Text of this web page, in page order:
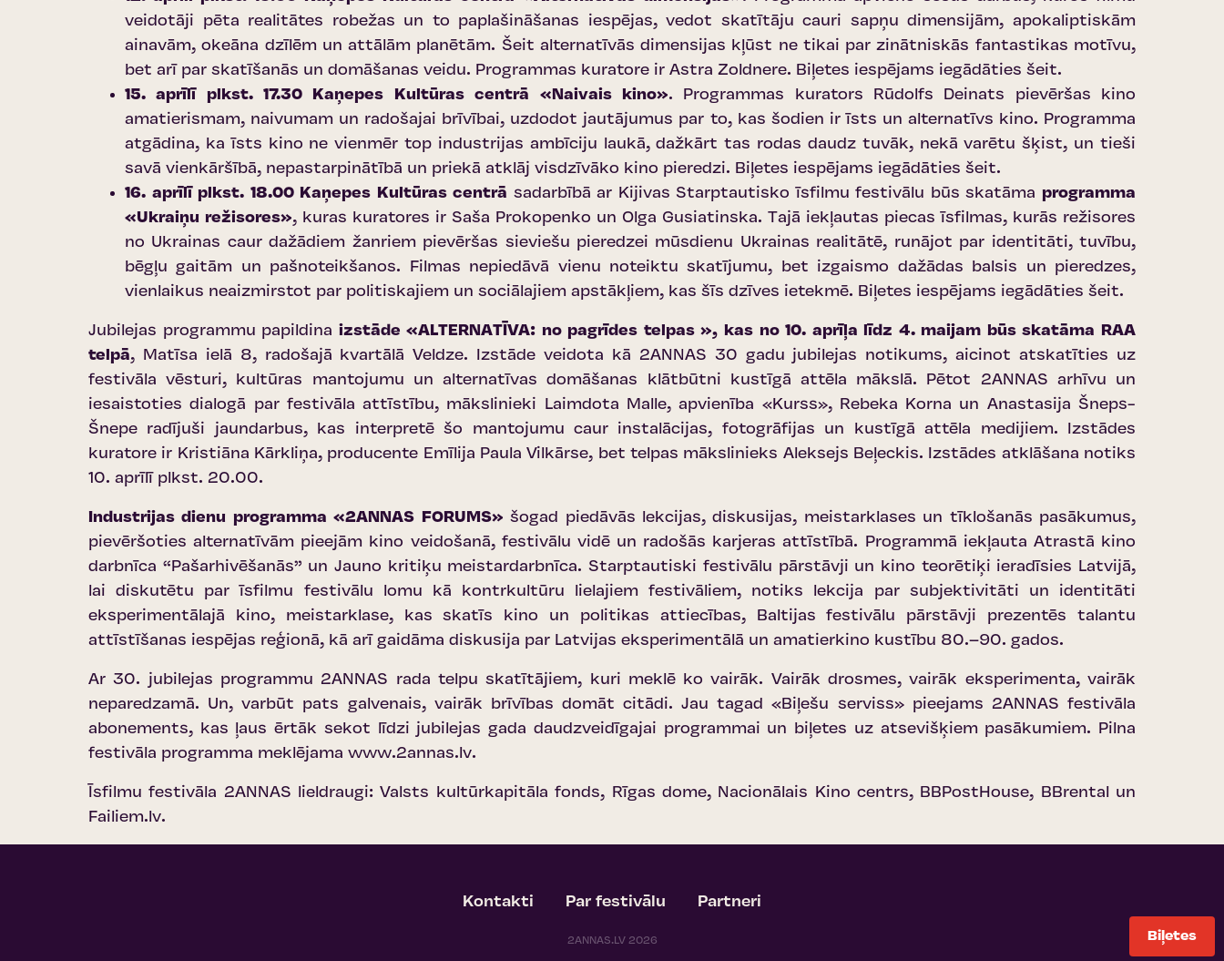
veidotāji pēta realitātes robežas un to paplašināšanas iespējas, vedot skatītāju cauri sapņu dimensijām, apokaliptiskām
ainavām, okeāna dzīlēm un attālām planētām. Šeit alternatīvās dimensijas kļūst ne tikai par zinātniskās fantastikas motīvu,
bet arī par skatīšanās un domāšanas veidu. Programmas kuratore ir Astra Zoldnere. Biļetes iespējams iegādāties šeit.
15. aprīlī plkst. 17.30 Kaņepes Kultūras centrā «Naivais kino». Programmas kurators Rūdolfs Deinats pievēršas kino
amatierismam, naivumam un radošajai brīvībai, uzdodot jautājumus par to, kas šodien ir īsts un alternatīvs kino. Programma
atgādina, ka īsts kino ne vienmēr top industrijas ambīciju laukā, dažkārt tas rodas daudz tuvāk, nekā varētu šķist, un tieši
savā vienkāršībā, nepastarpinātībā un priekā atklāj visdzīvāko kino pieredzi. Biļetes iespējams iegādāties šeit.
16. aprīlī plkst. 18.00 Kaņepes Kultūras centrā sadarbībā ar Kijivas Starptautisko īsfilmu festivālu būs skatāmaprogramma
«Ukraiņu režisores», kuras kuratores ir Saša Prokopenko un Olga Gusiatinska. Tajā iekļautas piecas īsfilmas, kurās režisores
no Ukrainas caur dažādiem žanriem pievēršas sieviešu pieredzei mūsdienu Ukrainas realitātē, runājot par identitāti, tuvību,
bēgļu gaitām un pašnoteikšanos. Filmas nepiedāvā vienu noteiktu skatījumu, bet izgaismo dažādas balsis un pieredzes,
vienlaikus neaizmirstot par politiskajiem un sociālajiem apstākļiem, kas šīs dzīves ietekmē. Biļetes iespējams iegādāties šeit.
Jubilejas programmu papildina izstāde «ALTERNATĪVA: no pagrīdes telpas », kas no 10. aprīļa līdz 4. maijam būs skatāma RAA
telpā, Matīsa ielā 8, radošajā kvartālā Veldze. Izstāde veidota kā 2ANNAS 30 gadu jubilejas notikums, aicinot atskatīties uz
festivāla vēsturi, kultūras mantojumu un alternatīvas domāšanas klātbūtni kustīgā attēla mākslā. Pētot 2ANNAS arhīvu un
iesaistoties dialogā par festivāla attīstību, mākslinieki Laimdota Malle, apvienība «Kurss», Rebeka Korna un Anastasija Šneps-
Šnepe radījuši jaundarbus, kas interpretē šo mantojumu caur instalācijas, fotogrāfijas un kustīgā attēla medijiem. Izstādes
kuratore ir Kristiāna Kārkliņa, producente Emīlija Paula Vilkārse, bet telpas mākslinieks Aleksejs Beļeckis. Izstādes atklāšana notiks
10. aprīlī plkst. 20.00.
Industrijas dienu programma «2ANNAS FORUMS» šogad piedāvās lekcijas, diskusijas, meistarklases un tīklošanās pasākumus,
pievēršoties alternatīvām pieejām kino veidošanā, festivālu vidē un radošās karjeras attīstībā. Programmā iekļauta Atrastā kino
darbnīca “Pašarhivēšanās” un Jauno kritiķu meistardarbnīca. Starptautiski festivālu pārstāvji un kino teorētiķi ieradīsies Latvijā,
lai diskutētu par īsfilmu festivālu lomu kā kontrkultūru lielajiem festivāliem, notiks lekcija par subjektivitāti un identitāti
eksperimentālajā kino, meistarklase, kas skatīs kino un politikas attiecības, Baltijas festivālu pārstāvji prezentēs talantu
attīstīšanas iespējas reģionā, kā arī gaidāma diskusija par Latvijas eksperimentālā un amatierkino kustību 80.–90. gados.
Ar 30. jubilejas programmu 2ANNAS rada telpu skatītājiem, kuri meklē ko vairāk. Vairāk drosmes, vairāk eksperimenta, vairāk
neparedzamā. Un, varbūt pats galvenais, vairāk brīvības domāt citādi. Jau tagad «Biļešu serviss» pieejams 2ANNAS festivāla
abonements, kas ļaus ērtāk sekot līdzi jubilejas gada daudzveidīgajai programmai un biļetes uz atsevišķiem pasākumiem. Pilna
festivāla programma meklējama www.2annas.lv.
Īsfilmu festivāla 2ANNAS lieldraugi: Valsts kultūrkapitāla fonds, Rīgas dome, Nacionālais Kino centrs, BBPostHouse, BBrental un
Failiem.lv.
Kontakti Par festivālu Partneri
2ANNAS.LV 2026